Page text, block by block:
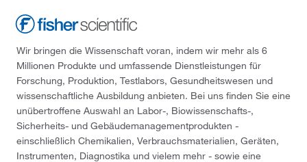
Wir bringen die Wissenschaft voran, indem wir mehr als 6
Millionen Produkte und umfassende Dienstleistungen für
Forschung, Produktion, Testlabors, Gesundheitswesen und
wissenschaftliche Ausbildung anbieten. Bei uns finden Sie eine
unübertroffene Auswahl an Labor-, Biowissenschafts-,
Sicherheits- und Gebäudemanagementprodukten -
einschließlich Chemikalien, Verbrauchsmaterialien, Geräten,
Instrumenten, Diagnostika und vielem mehr - sowie eine